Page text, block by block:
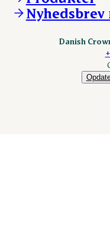
nordicspoor.com
Scanhide.dk
Danish